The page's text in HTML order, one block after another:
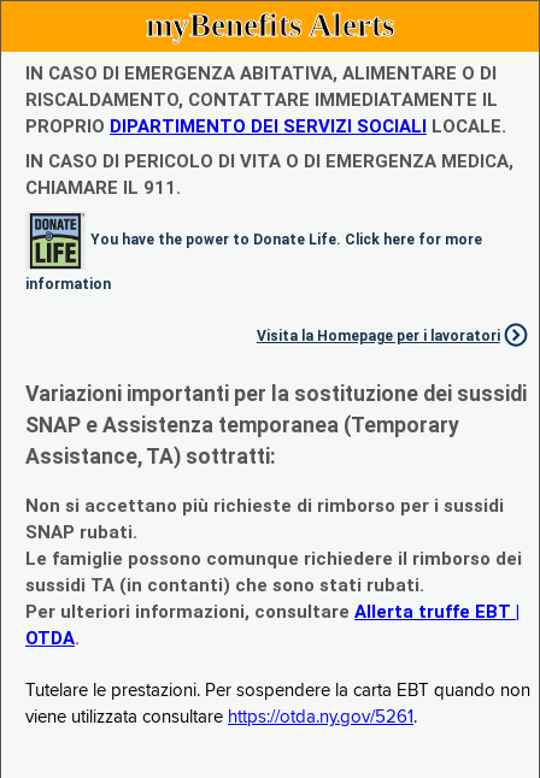
myBenefits Alerts
IN CASO DI EMERGENZA ABITATIVA, ALIMENTARE O DI
RISCALDAMENTO, CONTATTARE IMMEDIATAMENTE IL
PROPRIO DIPARTIMENTO DEI SERVIZI SOCIALI LOCALE.
IN CASO DI PERICOLO DI VITA O DI EMERGENZA MEDICA,
CHIAMARE IL 911.
You have the power to Donate Life. Click here for more
information
Visita la Homepage per i lavoratori
Variazioni importanti per la sostituzione dei sussidi
SNAP e Assistenza temporanea (Temporary
Assistance, TA) sottratti:
Non si accettano più richieste di rimborso per i sussidi
SNAP rubati.
Le famiglie possono comunque richiedere il rimborso dei
sussidi TA (in contanti) che sono stati rubati.
Per ulteriori informazioni, consultare Allerta truffe EBT |
OTDA.
Tutelare le prestazioni. Per sospendere la carta EBT quando non
viene utilizzata consultare https://otda.ny.gov/5261 .